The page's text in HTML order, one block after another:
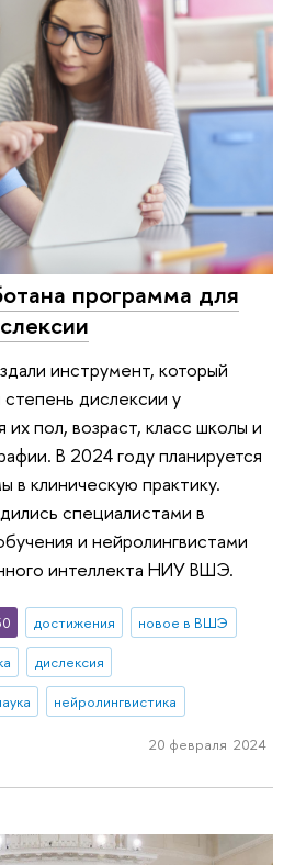
программа для
инструмент, который
дислексии у
их пол, возраст, класс школы и
В 2024 году планируется
в клиническую практику.
специалистами в
и нейролингвистами
интеллекта НИУ ВШЭ.
достижения
новое в ВШЭ
дислексия
нейролингвистика
20 февраля 2024